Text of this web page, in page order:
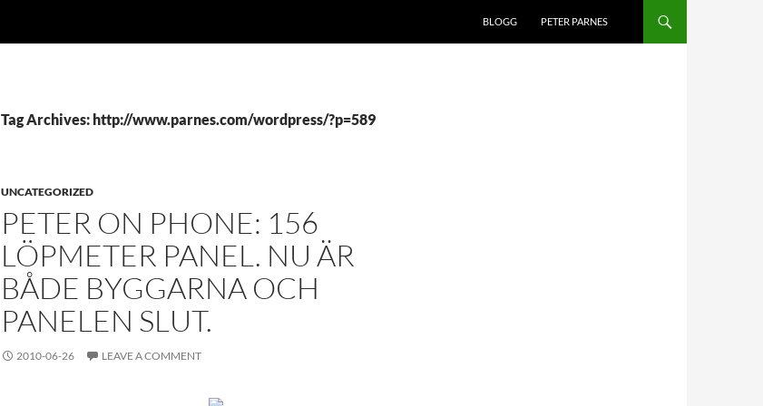
BLOGG PETER PARNES
Tag Archives: http://www.parnes.com/wordpress/?p=589
UNCATEGORIZED
PETER ON PHONE: 156
LÖPMETER PANEL. NU ÄR
BÅDE BYGGARNA OCH
PANELEN SLUT.
2010-06-26 LEAVE A COMMENT